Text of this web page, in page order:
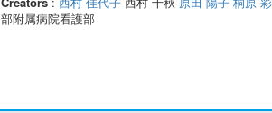
部附属病院看護部